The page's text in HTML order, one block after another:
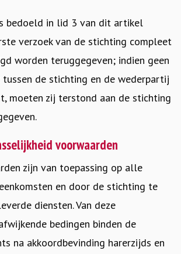
bedoeld in lid 3 van dit artikel
verzoek van de stichting compleet
worden teruggegeven; indien geen
tussen de stichting en de wederpartij
moeten zij terstond aan de stichting
voorwaarden
zijn van toepassing op alle
en door de stichting te
diensten. Van deze
bedingen binden de
na akkoordbevinding harerzijds en